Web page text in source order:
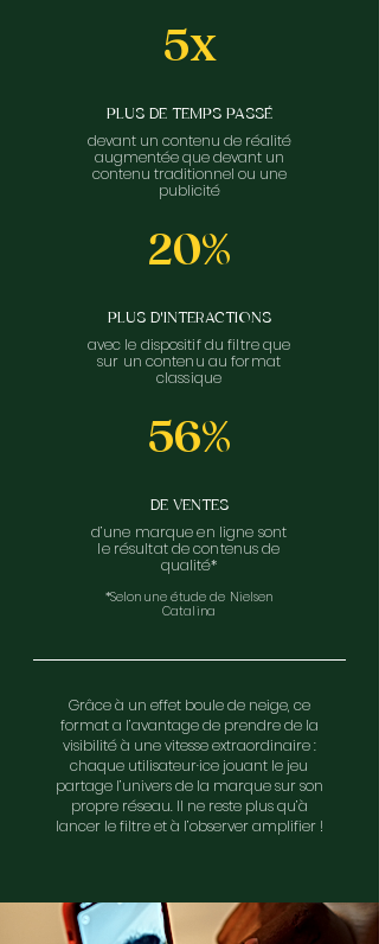
5x
PLUS DE TEMPS PASSÉ
devant un contenu de réalité
augmentée que devant un
contenu traditionnel ou une
publicité
20%
PLUS D'INTERACTIONS
avec le dispositif du filtre que
sur un contenu au format
classique
56%
DE VENTES
d’une marque en ligne sont
le résultat de contenus de
qualité*
*Selon une étude de Nielsen
Catalina
Grâce à un effet boule de neige, ce
format a l’avantage de prendre de la
visibilité à une vitesse extraordinaire :
chaque utilisateur·ice jouant le jeu
partage l’univers de la marque sur son
propre réseau. Il ne reste plus qu’à
lancer le filtre et à l’observer amplifier !